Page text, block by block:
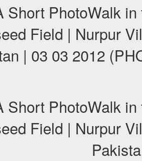
Short PhotoWalk
Field | Nurpur
| 03 03 2012
Short PhotoWalk
Field | Nurpur